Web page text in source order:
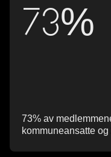
73%
73% av
kommuneansatte